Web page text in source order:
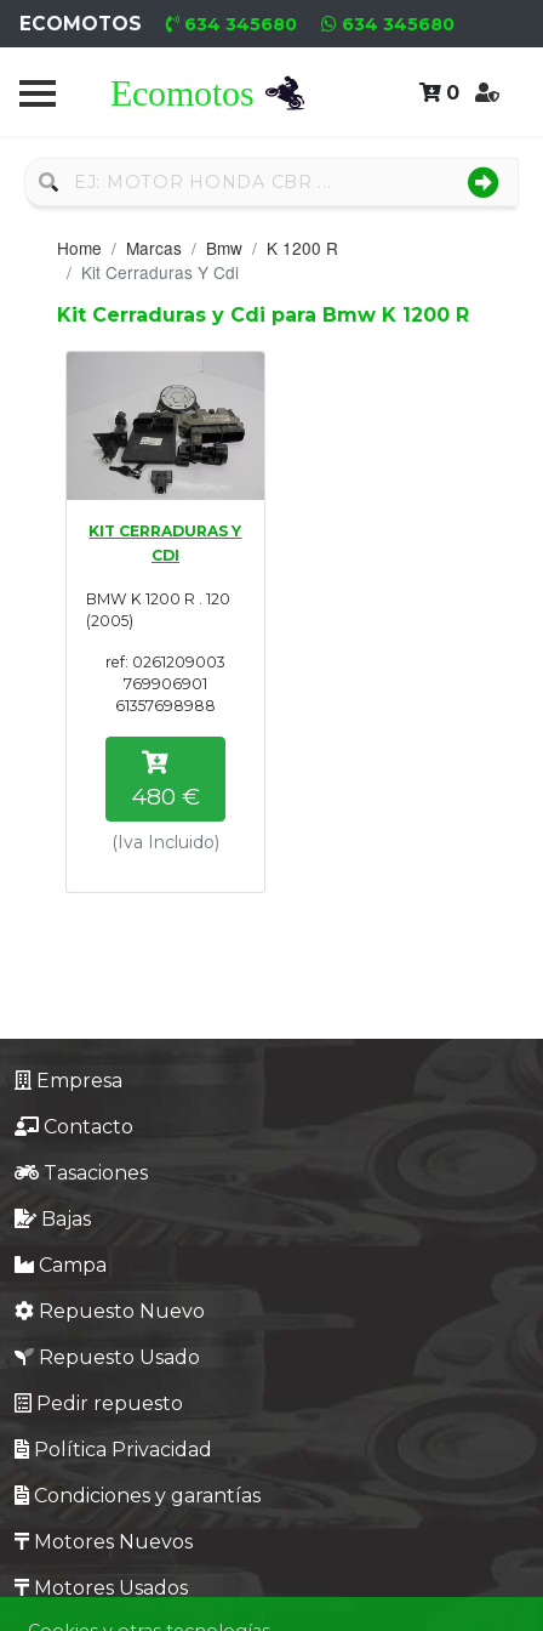
ECOMOTOS 634 345680 634 345680
0
Home
Nuevo
Neumáticos
Campa
Nuevos
Motores
Usados
Formulario
Empresa
Contacto
Home Marcas Bmw
K 1200 R
Kit Cerraduras Y Cdi
Kit Cerraduras y Cdi para Bmw K 1200 R
KIT CERRADURAS Y
CDI
BMW K 1200 R . 120
(2005)
ref: 0261209003
769906901
61357698988
480 €
(Iva Incluido)
Empresa
Contacto
Tasaciones
Bajas
Campa
Repuesto Nuevo
Repuesto Usado
Pedir repuesto
Política Privacidad
Condiciones y garantías
Motores Nuevos
Motores Usados